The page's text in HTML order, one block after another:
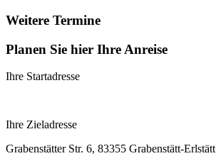
Weitere Termine
Planen Sie hier Ihre Anreise
Ihre Startadresse
Ihre Zieladresse
Grabenstätter Str. 6, 83355 Grabenstätt-Erlstätt